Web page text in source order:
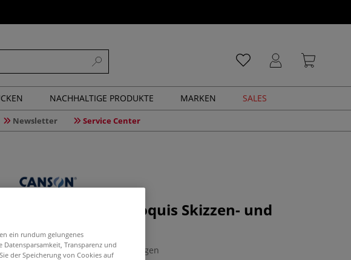
NACHHALTIGE PRODUKTE MARKEN SALES
Newsletter Service Center
CANSON® XL® Croquis Skizzen- und
0 Bewertungen
ein rundum gelungenes
Transparenz und
der Speicherung von Cookies auf